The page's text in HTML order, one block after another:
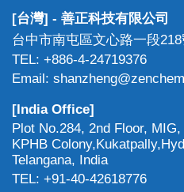
[台灣] - 善正科技有限公司
台中市南屯區文心路一段
TEL: +886-4-24719376
Email:
[India Office]
Plot No.284, 2nd Floor,
KPHB
Telangana, India
TEL: +91-40-42618776